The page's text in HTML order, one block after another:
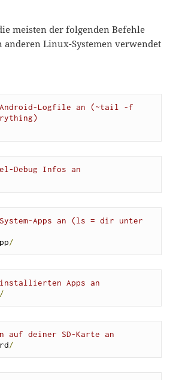
meisten der folgenden Befehle
anderen Linux-Systemen verwendet
Logfile an (~tail -f
Debug Infos an
Apps an (ls = dir unter
/
Apps an
/
auf deiner SD-Karte an
/